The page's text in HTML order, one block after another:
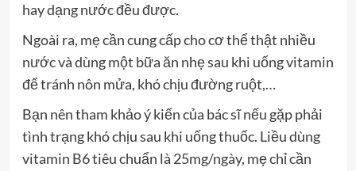
hay dạng nước đều được.
Ngoài ra, mẹ cần cung cấp cho cơ thể thật nhiều
nước và dùng một bữa ăn nhẹ sau khi uống vitamin
để tránh nôn mửa, khó chịu đường ruột,…
Bạn nên tham khảo ý kiến của bác sĩ nếu gặp phải
tình trạng khó chịu sau khi uống thuốc. Liều dùng
vitamin B6 tiêu chuẩn là 25mg/ngày, mẹ chỉ cần